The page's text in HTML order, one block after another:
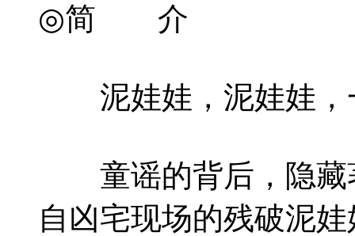
◎简 介
泥娃娃，泥娃娃，
童谣的背后，隐藏著
自凶宅现场的残破泥